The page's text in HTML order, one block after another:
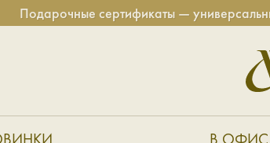
Подарочные сертификаты —